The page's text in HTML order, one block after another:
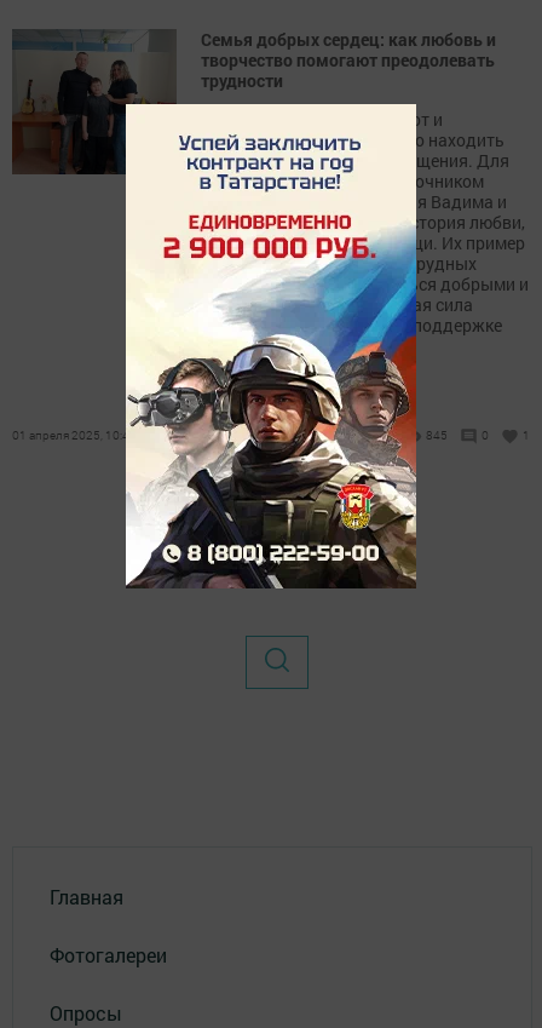
Семья добрых сердец: как любовь и
творчество помогают преодолевать
трудности
В нашем мире, полном забот и
повседневной суеты, важно находить
время для творчества и общения. Для
многих это становится источником
вдохновения и сил. История Вадима и
Лейсан Рыжковых – это история любви,
поддержки и взаимопомощи. Их пример
учит нас тому, что даже в трудных
ситуациях можно оставаться добрыми и
отзывчивыми, и что главная сила
заключается в единстве и поддержке
друг друга.
01 апреля 2025, 10:48 845 0 1
Главная
Фотогалереи
Опросы